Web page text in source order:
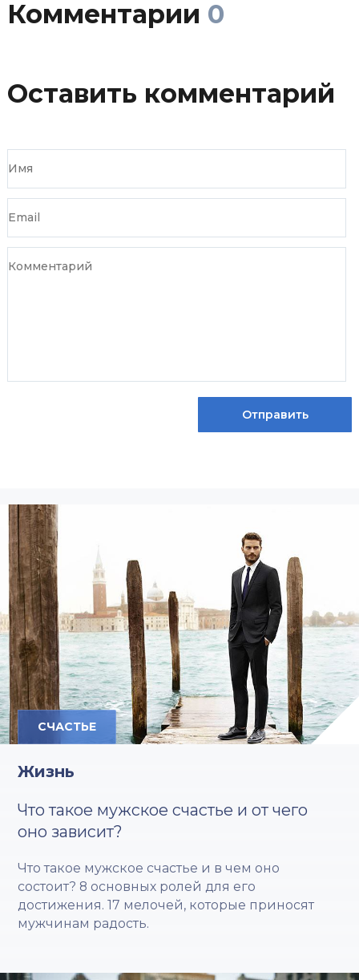
Комментарии 0
Оставить комментарий
СЧАСТЬЕ
Жизнь
Что такое мужское счастье и от чего
оно зависит?
Что такое мужское счастье и в чем оно
состоит? 8 основных ролей для его
достижения. 17 мелочей, которые приносят
мужчинам радость.